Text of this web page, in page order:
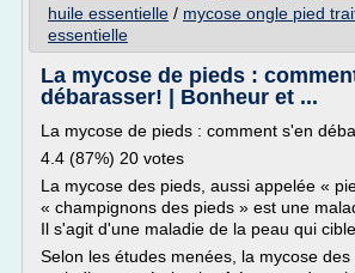
huile essentielle / mycose ongle pied
essentielle
La mycose de pieds :
débarasser! | Bonheur et ...
La mycose de pieds : comment s'en
4.4 (87%) 20 votes
La mycose des pieds, aussi appelée «
« champignons des pieds » est une
Il s'agit d'une maladie de la peau qui
Selon les études menées, la mycose des